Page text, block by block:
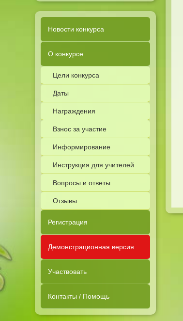
Новости конкурса
О конкурсе
Цели конкурса
Даты
Награждения
Взнос за участие
Информирование
Инструкция для учителей
Вопросы и ответы
Отзывы
Регистрация
Демонстрационная версия
Участвовать
Контакты / Помощь